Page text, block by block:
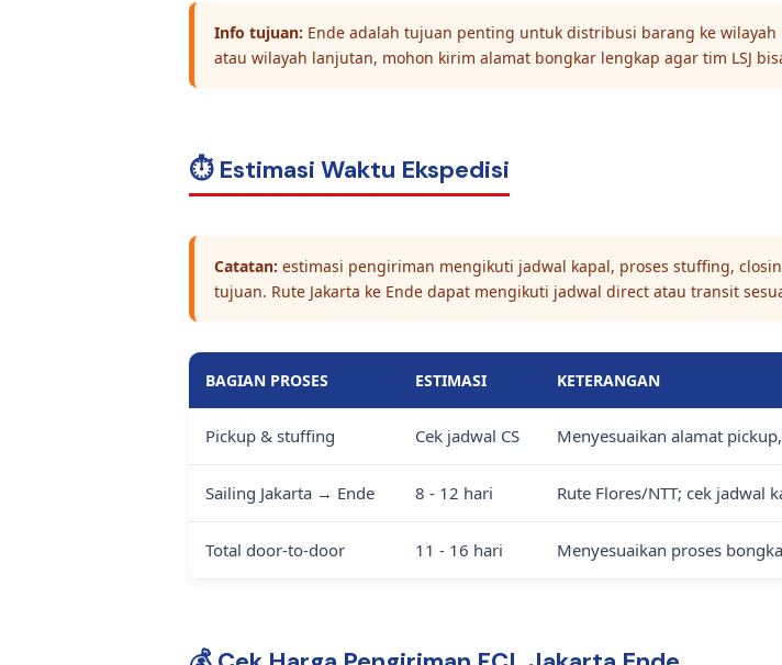
Info tujuan: Ende adalah tujuan penting untuk distribusi barang ke wilayah
atau wilayah lanjutan, mohon kirim alamat bongkar lengkap agar tim LSJ
⏱️ Estimasi Waktu Ekspedisi
Catatan: estimasi pengiriman mengikuti jadwal kapal, proses stuffing,
tujuan. Rute Jakarta ke Ende dapat mengikuti jadwal direct atau transit
BAGIAN PROSES ESTIMASI KETERANGAN
Pickup & stuffing Cek jadwal CS Menyesuaikan alamat
Sailing Jakarta → Ende 8 - 12 hari Rute Flores/NTT; cek jadwal
Total door-to-door 11 - 16 hari Menyesuaikan proses